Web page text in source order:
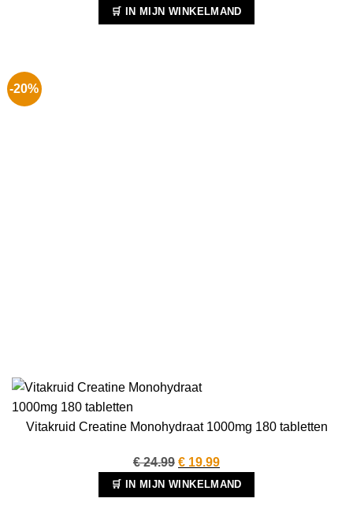
prijs
was:
prijs
is:
🛒 IN MIJN WINKELMAND
-20%
Vitakruid Creatine Monohydraat 1000mg 180 tabletten
€24.99 Oorspronkelijke
prijs
was:
€ 19.99Huidige
prijs
is:
🛒 IN MIJN WINKELMAND